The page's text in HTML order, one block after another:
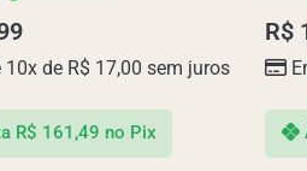
10x de R$ 17,00 sem juros
R$ 161,49 no Pix
R$